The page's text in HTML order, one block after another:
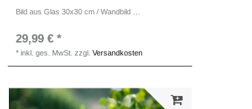
29,99 € *
*inkl. ges. MwSt. zzgl.Versandkosten